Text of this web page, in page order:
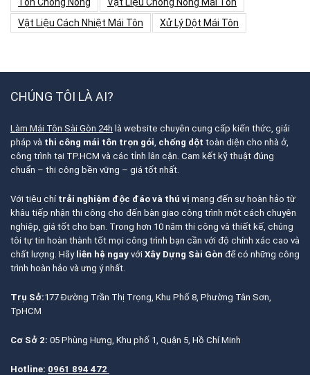
Vật Liệu Cách Nhiệt Mái Tôn
Xử Lý Dột Mái Tôn
CHÚNG TÔI LÀ AI?
Làm Mái Tôn Sài Gòn 24h là website chuyên cung cấp kiến thức, giải
pháp và thi công mái tôn trọn gói, chống dột toàn diện cho nhà ở,
công trình tại TP.HCM và các tỉnh lân cận. Cam kết kỹ thuật đúng
chuẩn – thi công bền vững – giá tốt nhất.
Với tiêu chí trải nghiệm độc đáo và thú vị mang đến sự hoàn hảo từ
khâu tiếp nhận thi công cho đến bàn giao công trình một cách chuyên
nghiệp, giá tốt cho bạn. Trong hơn 10 năm thi công và thiết kế, chúng
tôi tự tin hoàn thành tốt mọi công trình bạn cần với độ chính xác cao và
chất lượng. Hãy liên hệ ngay với Xây Dựng Sài Gòn để có những công
trình hoàn hảo và ưng ý nhất.
Trụ Sở:177 Đường Trần Thị Trọng, Khu Phố 8, Phường Tân Sơn,
TpHCM
Cơ Sở 2: 05 Phùng Hưng, Khu phố 1, Quận 5, Hồ Chí Minh
Hotline: 0961 894 472